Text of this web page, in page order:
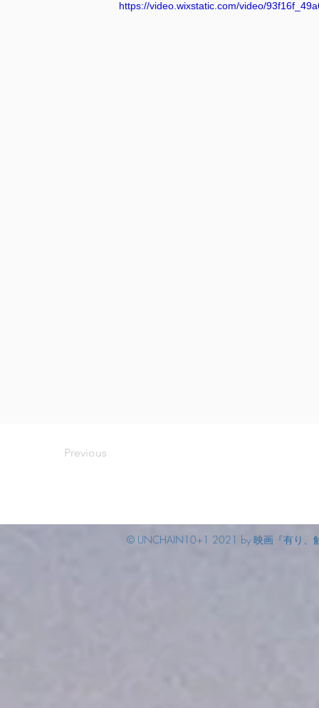
https://video.wixstatic.com/video/
Previous
© UNCHAIN10+1 2021 by 映画『有り